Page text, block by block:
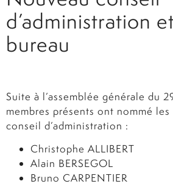
d’administration
bureau
Suite à l’assemblée générale du
membres présents ont nommé les
conseil d’administration :
Christophe ALLIBERT
Alain BERSEGOL
Bruno CARPENTIER